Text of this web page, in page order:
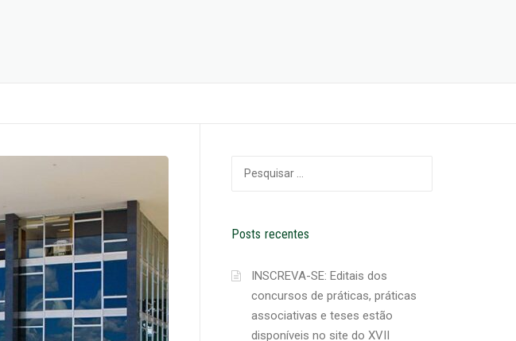
Posts recentes
INSCREVA-SE: Editais dos
concursos de práticas, práticas
associativas e teses estão
disponíveis no site do XVII